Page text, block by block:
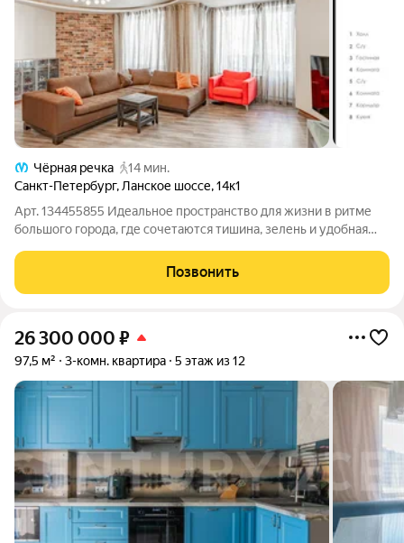
Чёрная речка
14 мин.
Санкт-Петербург, Ланское шоссе,14к1
Арт. 134455855 Идеальное пространство для жизни в ритме
большого города, где сочетаются тишина, зелень и удобная
близость к центру и ощущение спокойствия дома.
Разновысотный (4-25 этажей)
Позвонить
26 300 000 ₽
97,5 м² 3-комн. квартира 5 этаж из 12